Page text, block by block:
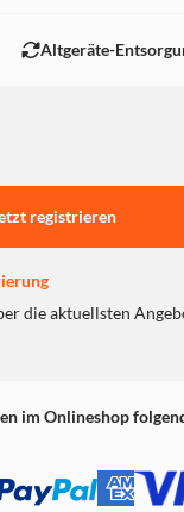
Altgeräte-
registrieren
die aktuellsten
im Onlineshop